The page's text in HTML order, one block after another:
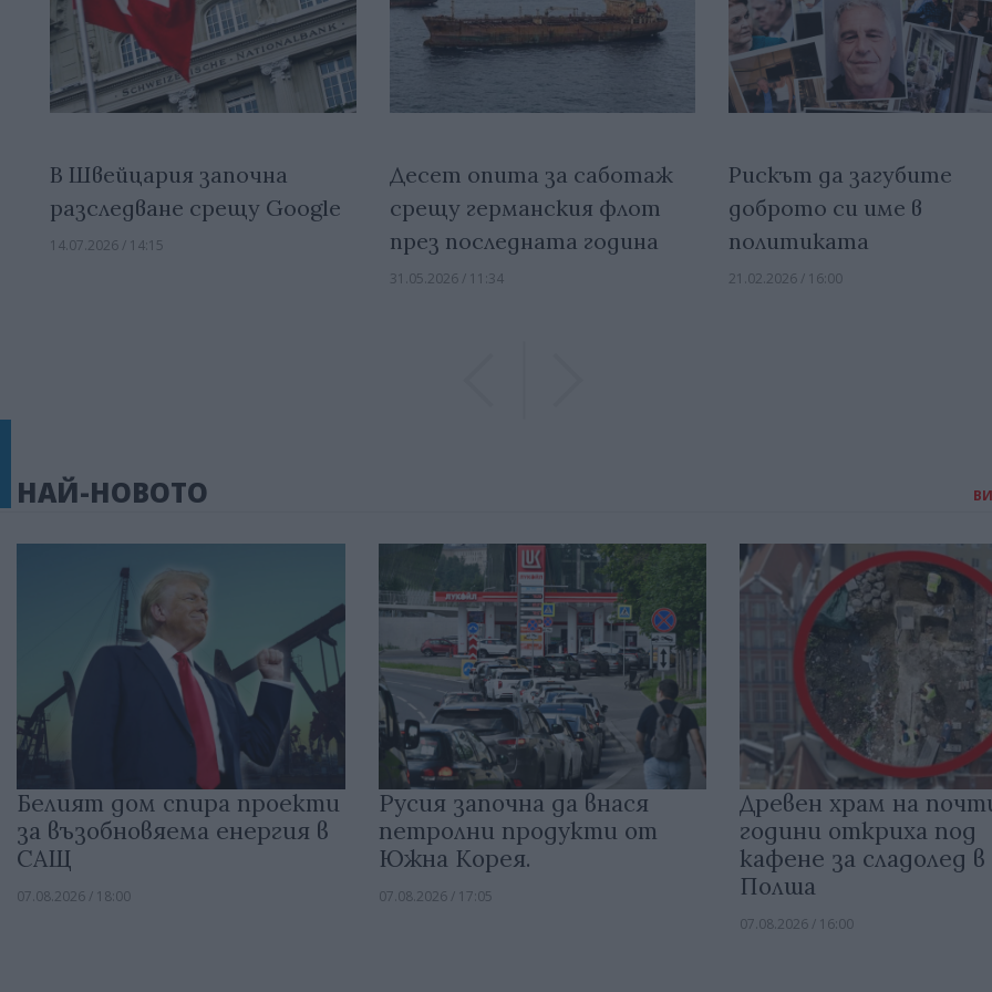
В Швейцария започна
разследване срещу Google
14.07.2026 / 14:15
Десет опита за саботаж
срещу германския флот
през последната година
31.05.2026 / 11:34
Рискът да загубите
доброто си име в
политиката
21.02.2026 / 16:00
НАЙ-НОВОТО
Белият дом спира проекти
за възобновяема енергия в
САЩ
07.08.2026 / 18:00
Русия започна да внася
петролни продукти от
Южна Корея.
07.08.2026 / 17:05
Древен храм на
години откриха под
кафене за сладолед в
Полша
07.08.2026 / 16:00